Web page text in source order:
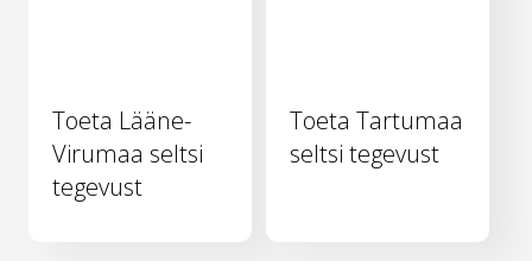
Toeta Lääne-
Virumaa seltsi
tegevust
Toeta Tartumaa
seltsi tegevust